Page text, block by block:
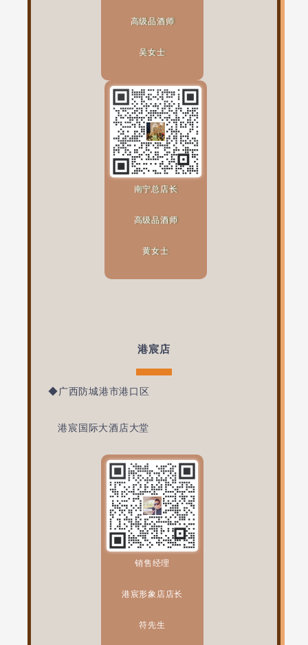
高级品酒师
吴女士
南宁总店长
高级品酒师
黄女士
港宸店
◆广西防城港市港口区
港宸国际大酒店大堂
销售经理
港宸形象店店长
符先生